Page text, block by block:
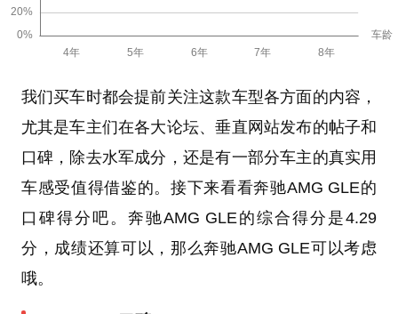
我们买车时都会提前关注这款车型各方面的内容，
尤其是车主们在各大论坛、垂直网站发布的帖子和
口碑，除去水军成分，还是有一部分车主的真实用
车感受值得借鉴的。接下来看看奔驰AMG GLE的
口碑得分吧。奔驰AMG GLE的综合得分是4.29
分，成绩还算可以，那么奔驰AMG GLE可以考虑
哦。